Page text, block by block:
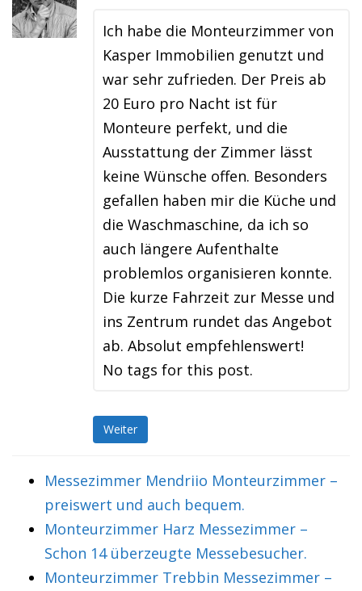
Ich habe die Monteurzimmer von
Kasper Immobilien genutzt und
war sehr zufrieden. Der Preis ab
20 Euro pro Nacht ist für
Monteure perfekt, und die
Ausstattung der Zimmer lässt
keine Wünsche offen. Besonders
gefallen haben mir die Küche und
die Waschmaschine, da ich so
auch längere Aufenthalte
problemlos organisieren konnte.
Die kurze Fahrzeit zur Messe und
ins Zentrum rundet das Angebot
ab. Absolut empfehlenswert!
No tags for this post.
Weiter
Messezimmer Mendriio Monteurzimmer –
preiswert und auch bequem.
Monteurzimmer Harz Messezimmer –
Schon 14 überzeugte Messebesucher.
Monteurzimmer Trebbin Messezimmer –